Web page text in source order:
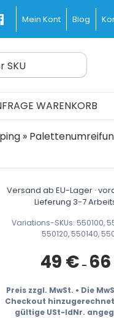
Mein Kont Blog
SKU
WARENKORB
»
Versand ab EU-Lager ·
Lieferung 3-7
Variations-SKUs: 550100,
550120, 550140,
49 € – 66
Preis zzgl. MwSt. • Die
Checkout
gültige USt-IdNr.